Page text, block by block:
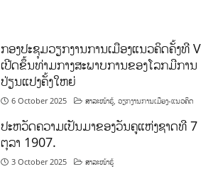
ກອງປະຊຸມວຽກງານການເມືອງແນວຄິດຄັ້ງທີ V
ເປີດຂຶ້ນທ່າມກາງສະພາບການຂອງໂລກມີການ
ປ່ຽນແປງຄັ້ງໃຫຍ່
6 October 2025 ສາລະໜ້າຮູ້ ,ວຽກງານການເມືອງ-ແນວຄິດ
ປະຫວັດຄວາມເປັນມາຂອງວັນຄູແຫ່ງຊາດທີ 7
ຕຸລາ 1907.
3 October 2025 ສາລະໜ້າຮູ້